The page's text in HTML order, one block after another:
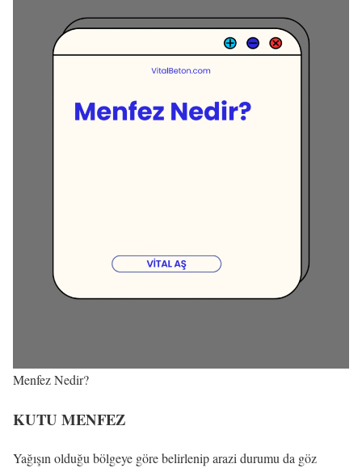
Menfez Nedir?
KUTU MENFEZ
Yağışın olduğu bölgeye göre belirlenip arazi durumu da göz